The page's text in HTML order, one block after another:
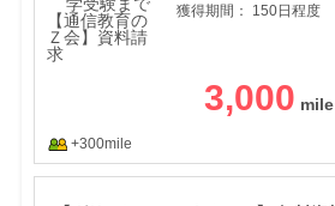
獲得期間：
150日程度
3,000
+300mile